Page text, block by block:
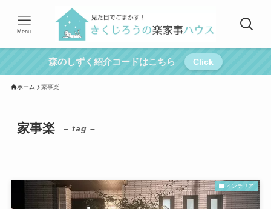
Menu
森のしずく紹介コードはこちら Click
ホーム 家事楽
家事楽 – tag –
インテリア